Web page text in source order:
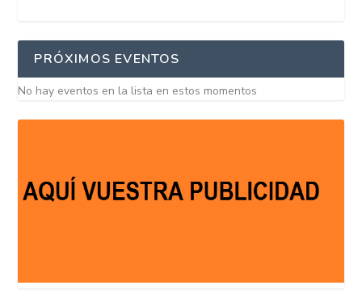
PRÓXIMOS EVENTOS
No hay eventos en la lista en estos momentos